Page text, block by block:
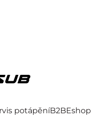
potápěníB2BEshop